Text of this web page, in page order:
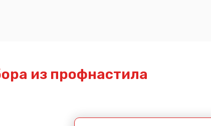
из профнастила